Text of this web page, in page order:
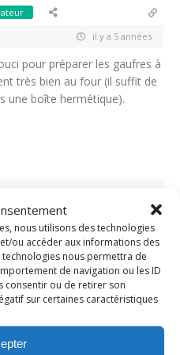
nous utilisons des technologies
ou accéder aux informations des
nous permettra de
de navigation ou les ID
consentir ou de retirer son
sur certaines caractéristiques
il y a 5 années
pour préparer les gaufres à
très bien au four (il suffit de
une boîte hermétique).
loulous étaient contents
à la moutarde à l’ancienne
parce qu’il était
amateurs de bonne viande